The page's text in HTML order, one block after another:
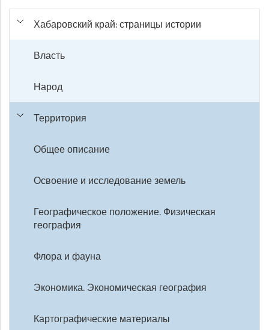
Хабаровский край: страницы истории
Власть
Народ
Территория
Общее описание
Освоение и исследование земель
Географическое положение. Физическая
география
Флора и фауна
Экономика. Экономическая география
Картографические материалы